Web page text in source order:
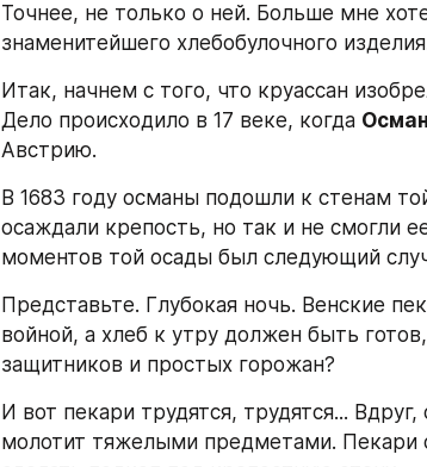
Точнее, не только о ней. Больше мне
знаменитейшего хлебобулочного
Итак, начнем с того, что круассан
Дело происходило в 17 веке, когда
Австрию.
В 1683 году османы подошли к стенам
осаждали крепость, но так и не смогли
моментов той осады был следующий
Представьте. Глубокая ночь. Венские
войной, а хлеб к утру должен быть
защитников и простых горожан?
И вот пекари трудятся, трудятся...
молотит тяжелыми предметами. Пекари